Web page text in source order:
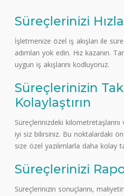
Süreçlerinizi
İşletmenize özel iş akışları ile
adımları yok edin. Hız kazanın.
uygun iş akışlarını kodluyoruz.
Süreçlerinizin
Kolaylaştırın
Süreçlerinizdeki
iyi siz bilirsiniz. Bu noktalardaki
size özel yazılımlarla daha kolay
Süreçlerinizi
Süreçlerinizin sonuçlarını,